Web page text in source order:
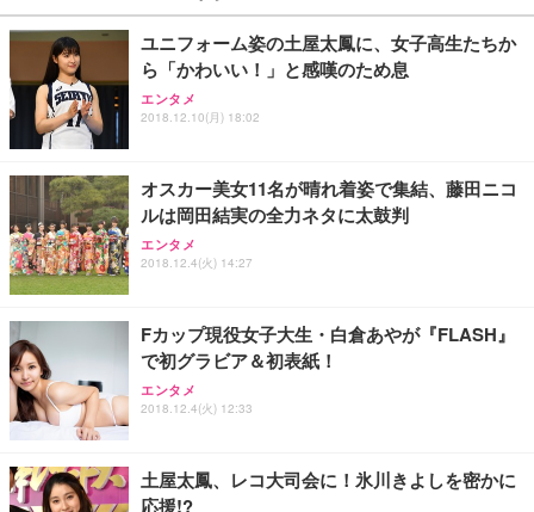
￥27,999
Sezlife オフィスチェア デスクチェア 疲れない テレ
ワーク チェア 強化バックレスト 30度ロッキング機
能 人間工学 椅子 腰サポート 90度跳ね上げ式アーム
務用 おしゃれ パソコンチェア (ブラック)
Sezlife オフィスチェア デスクチェア 疲れない テレ
ワーク チェア 強化バックレスト 30度ロッキング機
能 人間工学 椅子 腰サポート 90度跳ね上げ式アーム
務用 おしゃれ パソコンチェア (ホワイト)
ANDWINT オフィスチェア デスクチェア 肘なし メ
ッシュ 通気性 ランバーサポート付き 腰サポート ガ
ス圧無段階昇降 360度回転 キャスター付き コンパク
￥109,572
【純正品】27"ゲーミングモニター DualSense 充電
フック付き（CFI-ZDM1J）
【整備済み品】Dell E2724HS 27インチ 液晶モニタ
ー フルHD（1920×1080）VA 非光沢 HDMI/DisplayP
ort/VGA スピーカー内蔵 高さ調整 スイベル VESA対
【MiniLED/24.5inch/280Hz/FHD】GRAPHT THE S
HOOTER Gaming Monitor 24” Essential ゲーミン
グモニター QD 24.5インチ 1ms FHD 量子ドット 残
￥3,234
ネオ・ルーライフ ネオ・オムツ L 中型犬用 26枚入
り 単品
Smart Basic(スマートベーシック) 【Amazon.co.jp
限定】 Smart Basic アイリスオーヤマ ペットシーツ
超厚型 お徳用 ワイド 100枚入 (x 1) (ケース販売)
アイリスオーヤマ ペットシーツ 超厚型 お徳用 レギ
ュラー 200枚入【Amazon.co.jp限定】
ユニフォーム姿の土屋太鳳に、女子高生たちか
ら「かわいい！」と感嘆のため息
エンタメ
2018.12.10(月) 18:02
オスカー美女11名が晴れ着姿で集結、藤田ニコ
ルは岡田結実の全力ネタに太鼓判
エンタメ
2018.12.4(火) 14:27
Fカップ現役女子大生・白倉あやが『FLASH』
で初グラビア＆初表紙！
エンタメ
2018.12.4(火) 12:33
土屋太鳳、レコ大司会に！氷川きよしを密かに
応援!?